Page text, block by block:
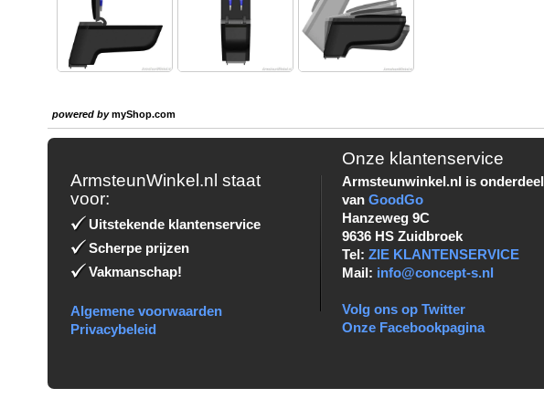
powered bymyShop.com
ArmsteunWinkel.nl staat
voor:
Uitstekende klantenservice
Scherpe prijzen
Vakmanschap!
Algemene voorwaarden
Privacybeleid
Onze klantenservice
Armsteunwinkel.nl is onderdeel
vanGoodGo
Hanzeweg 9C
9636 HS Zuidbroek
Tel:ZIE KLANTENSERVICE
Mail: info@concept-s.nl
Volg ons op Twitter
Onze Facebookpagina